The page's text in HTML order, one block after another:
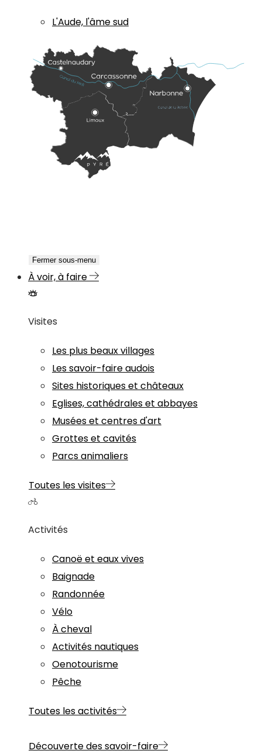
L'Aude, l'âme sud
Fermer sous-menu
À voir, à faire
Visites
Les plus beaux villages
Les savoir-faire audois
Sites historiques et châteaux
Eglises, cathédrales et abbayes
Musées et centres d'art
Grottes et cavités
Parcs animaliers
Toutes les visites
Activités
Canoë et eaux vives
Baignade
Randonnée
Vélo
À cheval
Activités nautiques
Oenotourisme
Pêche
Toutes les activités
Découverte des savoir-faire